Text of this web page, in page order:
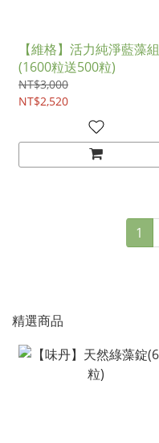
【維格】活力純淨藍藻組
(1600粒送500粒)
NT$3,000
NT$2,520
1
精選商品